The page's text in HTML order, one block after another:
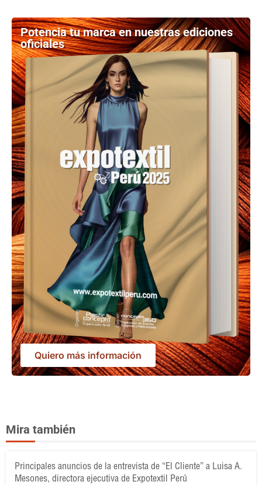
Potencia tu marca en nuestras ediciones
oficiales
Quiero más información
Mira también
Principales anuncios de la entrevista de “El Cliente” a Luisa A.
Mesones, directora ejecutiva de Expotextil Perú